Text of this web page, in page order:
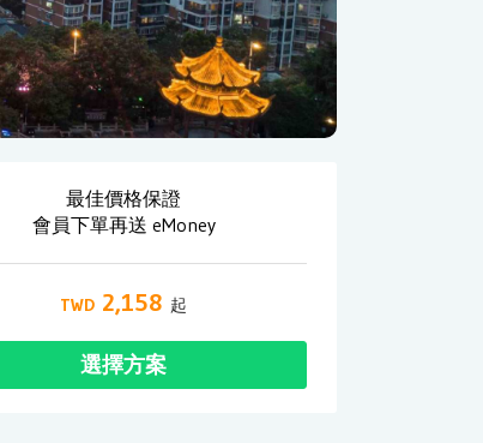
最佳價格保證
會員下單再送 eMoney
2,158
選擇方案